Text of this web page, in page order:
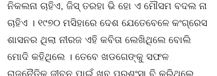
ନିକଲନା ଚାହିଏ, ଜିସ୍‌ ତରହା ଭି ହୋ ଏ ମୌସମ ବଦଲ ନା
ଚାହିଏ । ୧୯୭୦ ମସିହାରେ ଦେଶ ଯେତେବେଳେ କଂଗ୍ରେସ
ଶାସନର ଥିଲା ନୀରଜ ଏହି କବିତା ଲେଖିଥିଲେ ବୋଲି
ମୋଦି କହିଥିଲେ । ତେବେ ଖଡଗେଙ୍କୁ ସଫଳ
ରାଜନୈତିକ ଜୀବନ ପାଇଁ ଖୁବ୍‌ ପ୍ରଶଂସା ବି କରିଥିଲେ